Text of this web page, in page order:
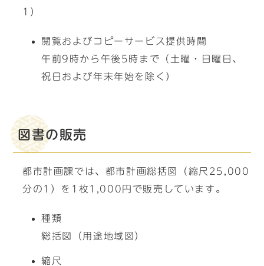
1）
閲覧およびコピーサービス提供時間
午前9時から午後5時まで（土曜・日曜日、
祝日および年末年始を除く）
図書の販売
都市計画課では、都市計画総括図（縮尺25,000
分の1）を1枚1,000円で販売しています。
種類
総括図（用途地域図）
縮尺